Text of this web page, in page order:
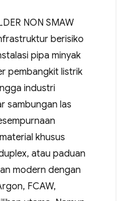
NON SMAW
berisiko
pipa minyak
pembangkit listrik
industri
sambungan las
khusus
atau paduan
modern dengan
FCAW,